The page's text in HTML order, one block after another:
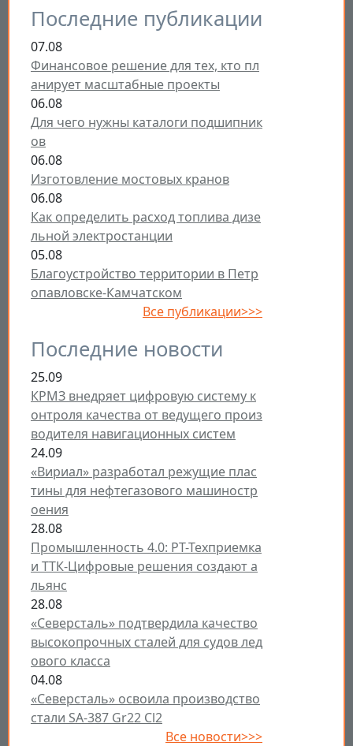
Последние публикации
07.08
Финансовое решение для тех, кто пл
анирует масштабные проекты
06.08
Для чего нужны каталоги подшипник
ов
06.08
Изготовление мостовых кранов
06.08
Как определить расход топлива дизе
льной электростанции
05.08
Благоустройство территории в Петр
опавловске-Камчатском
Все публикации>>>
Последние новости
25.09
КРМЗ внедряет цифровую систему к
онтроля качества от ведущего произ
водителя навигационных систем
24.09
«Вириал» разработал режущие плас
тины для нефтегазового машиностр
оения
28.08
Промышленность 4.0: РТ-Техприемка
и ТТК-Цифровые решения создают а
льянс
28.08
«Северсталь» подтвердила качество
высокопрочных сталей для судов лед
ового класса
04.08
«Северсталь» освоила производство
стали SA-387 Gr22 Cl2
Все новости>>>